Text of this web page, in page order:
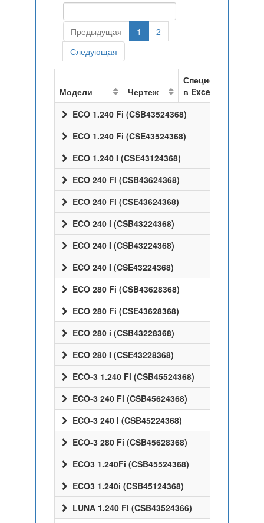
Предыдущая 1
2
Следующая
Модели Чертеж
Спецификация
в Excel
ECO 1.240 Fi (CSB43524368)
ECO 1.240 Fi (CSE43524368)
ECO 1.240 I (CSE43124368)
ECO 240 Fi (CSB43624368)
ECO 240 Fi (CSE43624368)
ECO 240 i (CSB43224368)
ECO 240 I (CSB43224368)
ECO 240 I (CSE43224368)
ECO 280 Fi (CSB43628368)
ECO 280 Fi (CSE43628368)
ECO 280 i (CSB43228368)
ECO 280 I (CSE43228368)
ECO-3 1.240 Fi (CSB45524368)
ECO-3 240 Fi (CSB45624368)
ECO-3 240 I (CSB45224368)
ECO-3 280 Fi (CSB45628368)
ECO3 1.240Fi (CSB45524368)
ECO3 1.240i (CSB45124368)
LUNA 1.240 Fi (CSB43524366)